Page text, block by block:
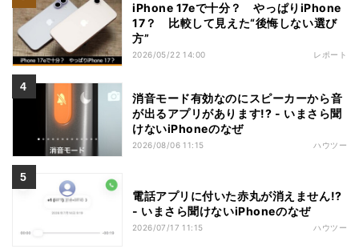
iPhone 17eで十分？ やっぱりiPhone
17？ 比較して見えた“後悔しない選び
方”
2026/05/22 14:00 レポート
消音モード有効なのにスピーカーから音
が出るアプリがあります!? - いまさら聞
けないiPhoneのなぜ
2026/08/06 11:15 ハウツー
電話アプリに付いた赤丸が消えません!?
- いまさら聞けないiPhoneのなぜ
2026/07/17 11:15 ハウツー